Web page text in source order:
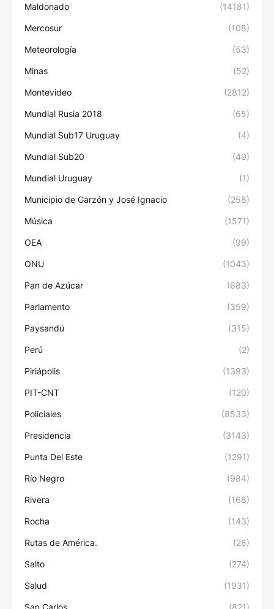
Maldonado (14181)
Mercosur (108)
Meteorología (53)
Minas (52)
Montevideo (2812)
Mundial Rusia 2018 (65)
Mundial Sub17 Uruguay (4)
Mundial Sub20 (49)
Mundial Uruguay (1)
Municipio de Garzón y José Ignacio (258)
Música (1571)
OEA (99)
ONU (1043)
Pan de Azúcar (683)
Parlamento (359)
Paysandú (315)
Perú (2)
Piriápolis (1393)
PIT-CNT (120)
Policiales (8533)
Presidencia (3143)
Punta Del Este (1291)
Río Negro (984)
Rivera (168)
Rocha (143)
Rutas de América. (28)
Salto (274)
Salud (1931)